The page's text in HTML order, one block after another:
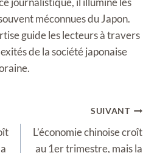
méconnues du Japon.
guide les lecteurs à travers
de la société japonaise
SUIVANT
L’économie chinoise croît
au 1er trimestre, mais la